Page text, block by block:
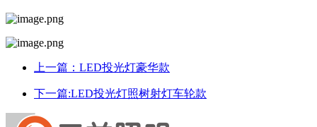
上一篇：LED投光灯豪华款
下一篇:LED投光灯照树射灯车轮款